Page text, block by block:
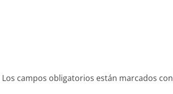
Los campos obligatorios están marcados con